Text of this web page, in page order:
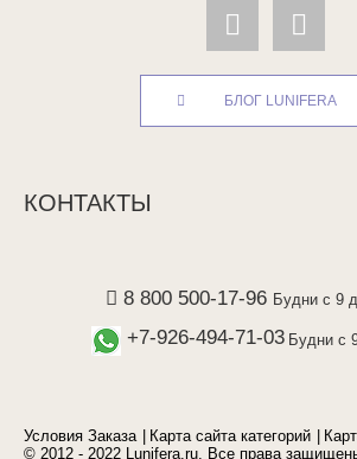
БЛОГ LUNIFERA
КОНТАКТЫ
8 800 500-17-96 Будни с 9
+7-926-494-71-03 Будни с
Условия Заказа Карта сайта категорий
© 2012 - 2022 Lunifera.ru. Все права